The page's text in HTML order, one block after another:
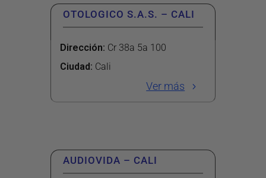
OTOLOGICO S.A.S. – CALI
Dirección: Cr 38a 5a 100
Ciudad: Cali
Ver más
AUDIOVIDA – CALI